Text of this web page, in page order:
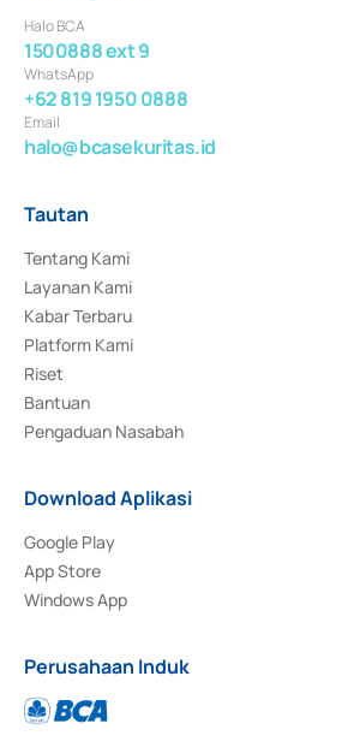
Halo BCA
1500888 ext 9
WhatsApp
+62 819 1950 0888
Email
halo@bcasekuritas.id
Tautan
Tentang Kami
Layanan Kami
Kabar Terbaru
Platform Kami
Riset
Bantuan
Pengaduan Nasabah
Download Aplikasi
Google Play
App Store
Windows App
Perusahaan Induk